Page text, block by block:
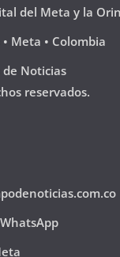
del Meta y la
Meta • Colombia
Noticias
reservados.